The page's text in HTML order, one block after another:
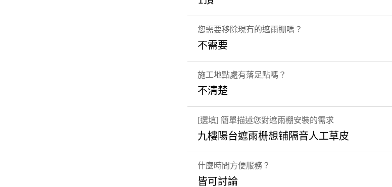
您需要移除現有的遮雨棚嗎？
不需要
施工地點處有落足點嗎？
不清楚
[選填] 簡單描述您對遮雨棚安裝的需求
九樓陽台遮雨栅想铺隔音人工草皮
什麼時間方便服務？
皆可討論